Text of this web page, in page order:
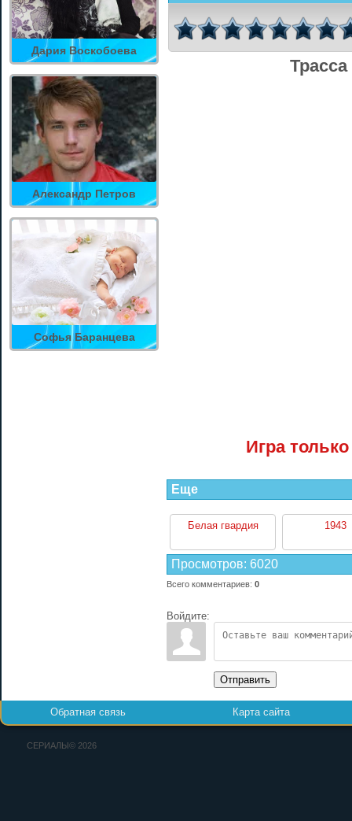
Дария Воскобоева
Александр Петров
Софья Баранцева
Игра
Еще
Белая гвардия 1943
Просмотров: 6020
Всего комментариев: 0
Войдите:
Отправить
Обратная связь Карта сайта
СЕРИАЛЫ© 2026